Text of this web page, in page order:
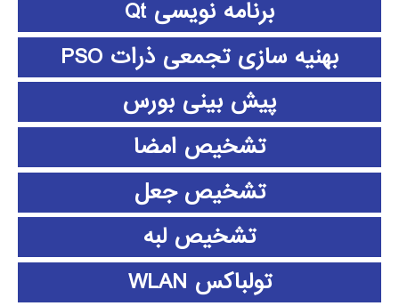
برنامه نویسی Qt
بهنیه سازی تجمعی ذرات PSO
پیش بینی بورس
تشخیص امضا
تشخیص جعل
تشخیص لبه
تولباکس WLAN